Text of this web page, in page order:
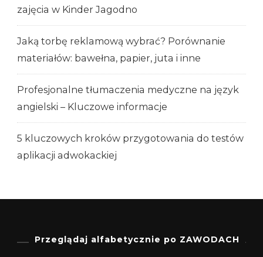
zajęcia w Kinder Jagodno
Jaką torbę reklamową wybrać? Porównanie
materiałów: bawełna, papier, juta i inne
Profesjonalne tłumaczenia medyczne na język
angielski – Kluczowe informacje
5 kluczowych kroków przygotowania do testów
aplikacji adwokackiej
Przeglądaj alfabetycznie po ZAWODACH